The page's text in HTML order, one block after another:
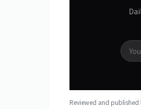
Reviewed and published